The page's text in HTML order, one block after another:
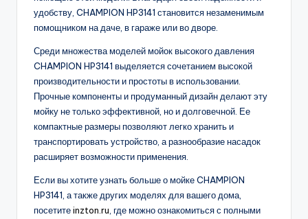
удобству, CHAMPION HP3141 становится незаменимым
помощником на даче, в гараже или во дворе.
Среди множества моделей мойок высокого давления
CHAMPION HP3141 выделяется сочетанием высокой
производительности и простоты в использовании.
Прочные компоненты и продуманный дизайн делают эту
мойку не только эффективной, но и долговечной. Ее
компактные размеры позволяют легко хранить и
транспортировать устройство, а разнообразие насадок
расширяет возможности применения.
Если вы хотите узнать больше о мойке CHAMPION
HP3141, а также других моделях для вашего дома,
посетитеinzton.ru, где можно ознакомиться с полными